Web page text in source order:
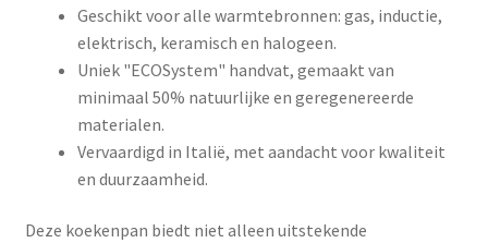
Geschikt voor alle warmtebronnen: gas, inductie,
elektrisch, keramisch en halogeen.
Uniek "ECOSystem" handvat, gemaakt van
minimaal 50% natuurlijke en geregenereerde
materialen.
Vervaardigd in Italië, met aandacht voor kwaliteit
en duurzaamheid.
Deze koekenpan biedt niet alleen uitstekende